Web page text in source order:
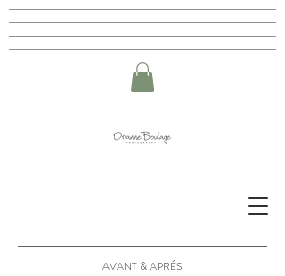
AVANT & APRÉS